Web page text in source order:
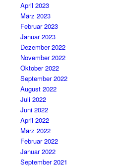
April 2023
März 2023
Februar 2023
Januar 2023
Dezember 2022
November 2022
Oktober 2022
September 2022
August 2022
Juli 2022
Juni 2022
April 2022
März 2022
Februar 2022
Januar 2022
September 2021